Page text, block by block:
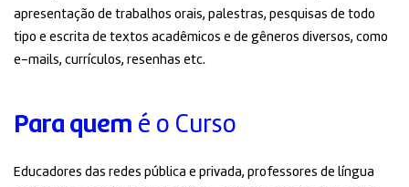
apresentação de trabalhos orais, palestras, pesquisas de todo
tipo e escrita de textos acadêmicos e de gêneros diversos, como
e-mails, currículos, resenhas etc.
Para quem é o Curso
Educadores das redes pública e privada, professores de língua